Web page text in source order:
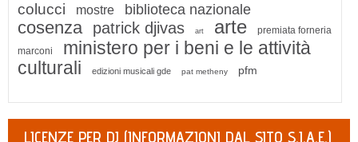
colucci
mostre biblioteca nazionale
cosenza patrick djivas art arte
premiata forneria
marconi
ministero per i beni e le attività
culturali
edizioni musicali gde pat metheny pfm
LICENZE PER DJ (INFORMAZIONI DAL SITO S.I.A.E.)